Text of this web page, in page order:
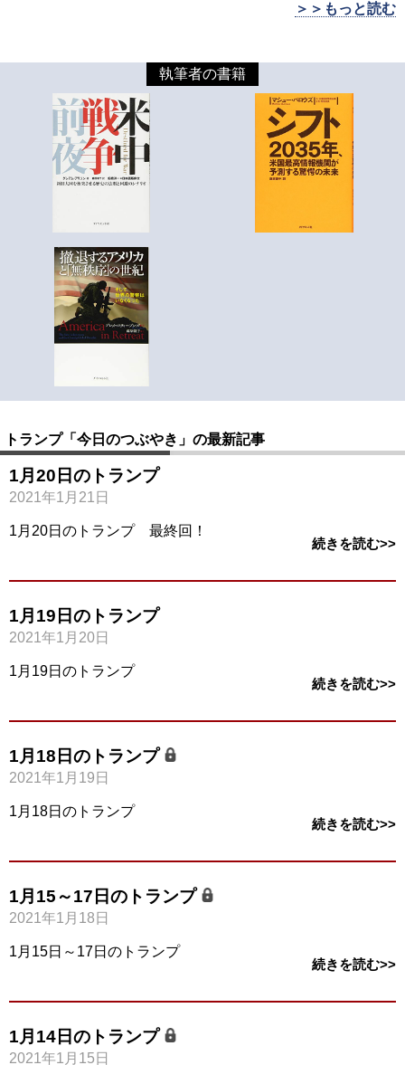
＞＞もっと読む
執筆者の書籍
トランプ「今日のつぶやき」の最新記事
1月20日のトランプ
2021年1月21日
1月20日のトランプ 最終回！
続きを読む>>
1月19日のトランプ
2021年1月20日
1月19日のトランプ
続きを読む>>
1月18日のトランプ
2021年1月19日
1月18日のトランプ
続きを読む>>
1月15～17日のトランプ
2021年1月18日
1月15日～17日のトランプ
続きを読む>>
1月14日のトランプ
2021年1月15日